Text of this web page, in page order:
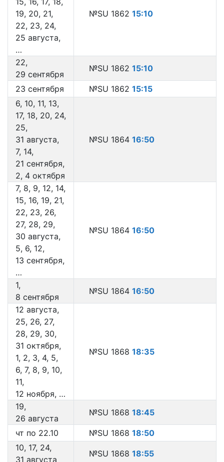
19, 20, 21,
22, 23, 24,
25 августа,
…
№SU 1862 15:10
22,
29 сентября
№SU 1862 15:10
23 сентября №SU 1862 15:15
6, 10, 11, 13,
17, 18, 20, 24,
25,
31 августа,
7, 14,
21 сентября,
2, 4 октября
№SU 1864 16:50
7, 8, 9, 12, 14,
15, 16, 19, 21,
22, 23, 26,
27, 28, 29,
30 августа,
5, 6, 12,
13 сентября,
…
№SU 1864 16:50
1,
8 сентября
№SU 1864 16:50
12 августа,
25, 26, 27,
28, 29, 30,
31 октября,
1, 2, 3, 4, 5,
6, 7, 8, 9, 10,
11,
12 ноября, …
№SU 1868 18:35
19,
26 августа
№SU 1868 18:45
чт по 22.10 №SU 1868 18:50
10, 17, 24,
31 августа
№SU 1868 18:55